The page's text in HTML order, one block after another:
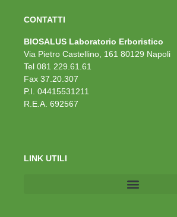
CONTATTI
BIOSALUS Laboratorio Erboristico
Via Pietro Castellino, 161 80129 Napoli
Tel 081 229.61.61
Fax 37.20.307
P.I. 04415531211
R.E.A. 692567
LINK UTILI